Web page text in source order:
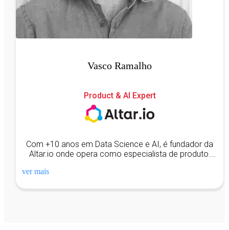
Vasco Ramalho
Product & AI Expert
Com +10 anos em Data Science e AI, é fundador da
Altar.io onde opera como especialista de produto.
Alemanha e Holanda. Ajudou a Code for All_ a
ver mais